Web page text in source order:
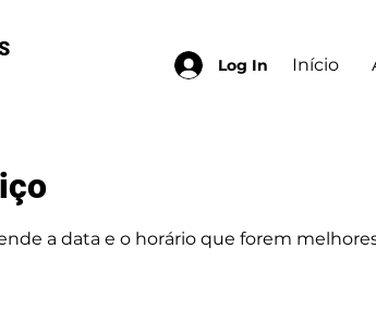
Início
Log In
a data e o horário que forem